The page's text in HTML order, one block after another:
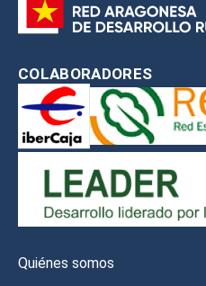
COLABORADORES
Quiénes somos